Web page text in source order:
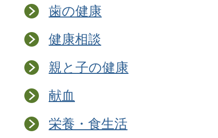
歯の健康
健康相談
親と子の健康
献血
栄養・食生活